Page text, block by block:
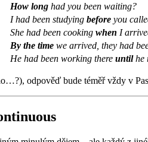
How long had you been waiting?
I had been studying before you
She had been cooking when I
By the time we arrived, they had
He had been working there untilhe
odpověď bude téměř vždy v